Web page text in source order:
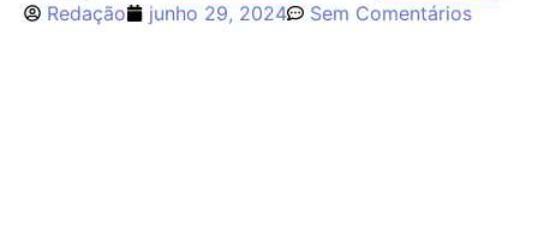
Redação junho 29, 2024 Sem Comentários